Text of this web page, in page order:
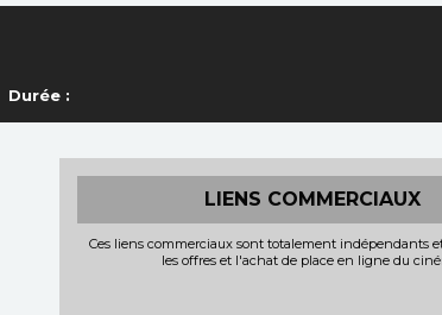
Durée :
LIENS COMMERCIAUX
Ces liens commerciaux sont totalement indépendants
les offres et l'achat de place en ligne du